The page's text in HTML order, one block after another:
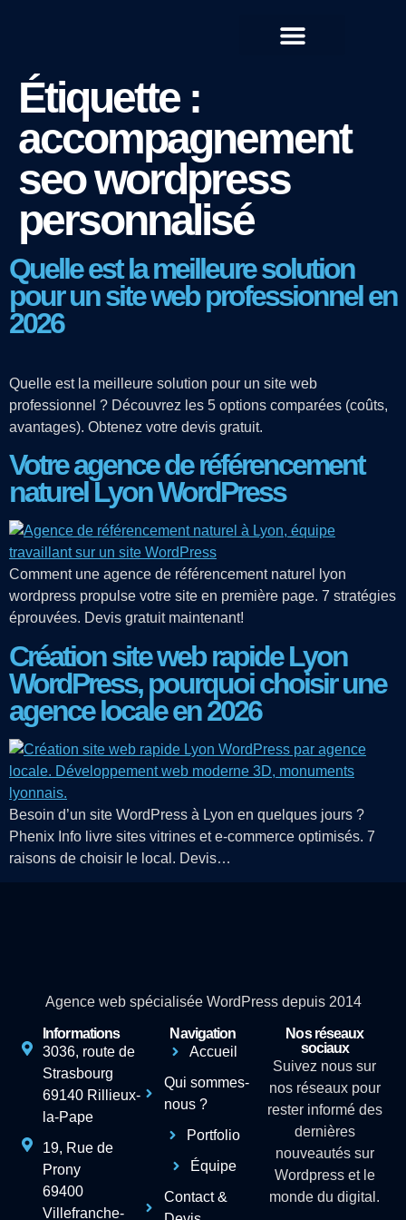
Étiquette :
accompagnement
seo wordpress
personnalisé
Quelle est la meilleure solution
pour un site web professionnel en
2026
Quelle est la meilleure solution pour un site web
professionnel ? Découvrez les 5 options comparées (coûts,
avantages). Obtenez votre devis gratuit.
Votre agence de référencement
naturel Lyon WordPress
Comment une agence de référencement naturel lyon
wordpress propulse votre site en première page. 7 stratégies
éprouvées. Devis gratuit maintenant!
Création site web rapide Lyon
WordPress, pourquoi choisir une
agence locale en 2026
Besoin d’un site WordPress à Lyon en quelques jours ?
Phenix Info livre sites vitrines et e-commerce optimisés. 7
raisons de choisir le local. Devis…
Agence web spécialisée WordPress depuis 2014
Informations
3036, route de
Strasbourg
69140 Rillieux-
la-Pape
19, Rue de
Prony
69400
Villefranche-
Navigation
Accueil
Qui sommes-
nous ?
Portfolio
Équipe
Contact &
Nos réseaux
sociaux
Suivez nous sur
nos réseaux pour
rester informé des
dernières
nouveautés sur
Wordpress et le
monde du digital.